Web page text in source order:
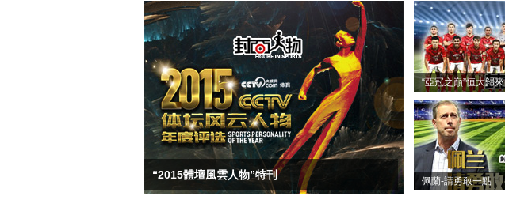
“2015體壇風雲人物”特刊
“亞冠之巔”恒大歸來
佩蘭-請勇敢一點